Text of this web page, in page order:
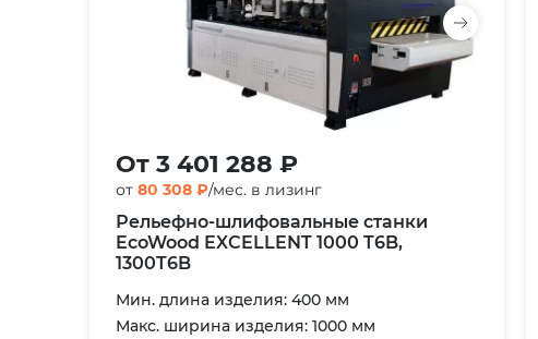
От 3 401 288 ₽
от 80 308 ₽/мес. в лизинг
Рельефно-шлифовальные станки
EcoWood EXCELLENT 1000 T6B,
1300T6B
Мин. длина изделия: 400 мм
Макс. ширина изделия: 1000 мм